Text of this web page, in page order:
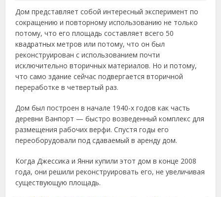
Дом представляет собой интересный эксперимент по
сокращению и повторному использованию не только
потому, что его площадь составляет всего 50
квадратных метров или потому, что он был
реконструирован с использованием почти
исключительно вторичных материалов. Но и потому,
что само здание сейчас подвергается вторичной
переработке в четвертый раз.
Дом был построен в начале 1940-х годов как часть
деревни Ванпорт — быстро возведенный комплекс для
размещения рабочих верфи. Спустя годы его
переоборудовали под сдаваемый в аренду дом.
Когда Джессика и Янни купили этот дом в конце 2008
года, они решили реконструировать его, не увеличивая
существующую площадь.